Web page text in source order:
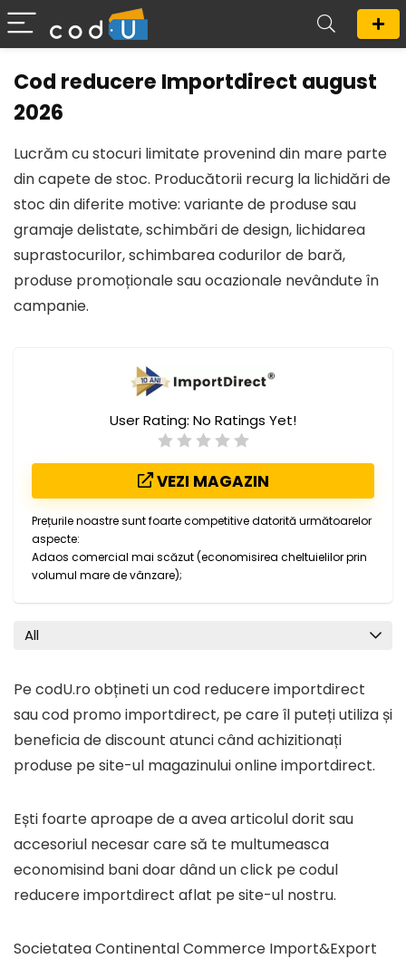
Cod reducere Importdirect august
2026
Lucrăm cu stocuri limitate provenind din mare parte
din capete de stoc. Producătorii recurg la lichidări de
stoc din diferite motive: variante de produse sau
gramaje delistate, schimbări de design, lichidarea
suprastocurilor, schimbarea codurilor de bară,
produse promoționale sau ocazionale nevândute în
campanie.
User Rating: No Ratings Yet!
VEZI MAGAZIN
Prețurile noastre sunt foarte competitive datorită următoarelor
aspecte:
Adaos comercial mai scăzut (economisirea cheltuielilor prin
volumul mare de vânzare);
All
Pe codU.ro obțineti un cod reducere importdirect
sau cod promo importdirect, pe care îl puteți utiliza și
beneficia de discount atunci când achizitionați
produse pe site-ul magazinului online importdirect.
Ești foarte aproape de a avea articolul dorit sau
accesoriul necesar care să te multumeasca
economisind bani doar dând un click pe codul
reducere importdirect aflat pe site-ul nostru.
Societatea Continental Commerce Import&Export